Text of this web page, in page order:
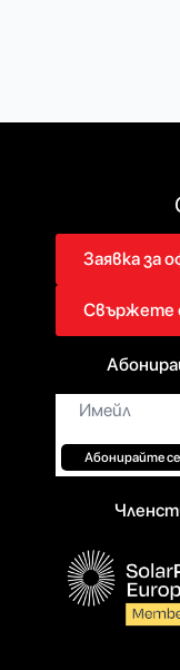
Заявка за
Свържете
Имейл*
Абонирайте се